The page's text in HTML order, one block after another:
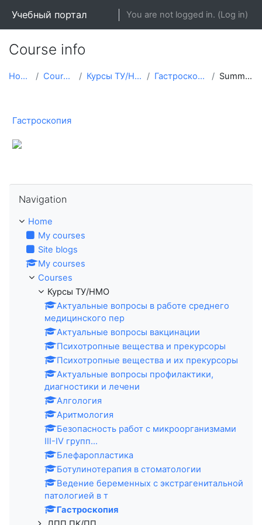
Учебный портал You are not logged in. (Log in)
Course info
Home Courses Курсы ТУ/НМО Гастроскопия Summary
Гастроскопия
Navigation
Home
My courses
Site blogs
My courses
Courses
Курсы ТУ/НМО
Актуальные вопросы в работе среднего
медицинского пер
Актуальные вопросы вакцинации
Психотропные вещества и прекурсоры
Психотропные вещества и их прекурсоры
Актуальные вопросы профилактики,
диагностики и лечени
Алгология
Аритмология
Безопасность работ с микроорганизмами
III-IV групп...
Блефаропластика
Ботулинотерапия в стоматологии
Ведение беременных с экстрагенитальной
патологией в т
Гастроскопия